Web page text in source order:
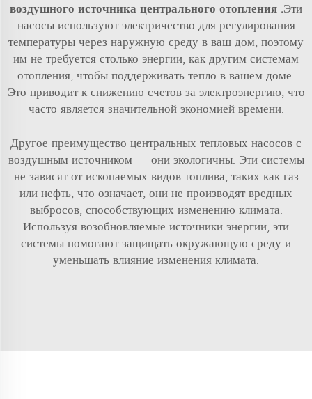
воздушного источника центрального отопления .Эти
насосы используют электричество для регулирования
температуры через наружную среду в ваш дом, поэтому
им не требуется столько энергии, как другим системам
отопления, чтобы поддерживать тепло в вашем доме.
Это приводит к снижению счетов за электроэнергию, что
часто является значительной экономией времени.
Другое преимущество центральных тепловых насосов с
воздушным источником — они экологичны. Эти системы
не зависят от ископаемых видов топлива, таких как газ
или нефть, что означает, они не производят вредных
выбросов, способствующих изменению климата.
Используя возобновляемые источники энергии, эти
системы помогают защищать окружающую среду и
уменьшать влияние изменения климата.